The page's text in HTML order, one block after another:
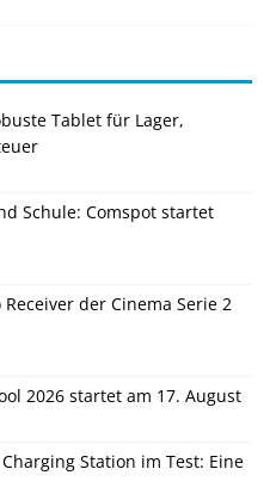
Tablet für Lager,
Schule: Comspot startet
der Cinema Serie 2
2026 startet am 17. August
Station im Test: Eine